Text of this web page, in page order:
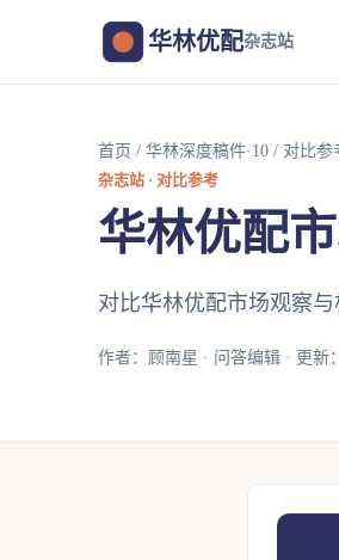
华林优配杂志站
首页 / 华林深度稿件·10 / 对比参
杂志站 · 对比参考
华林优配
对比华林优配市场观察
作者：顾南星 · 问答编辑 · 更新